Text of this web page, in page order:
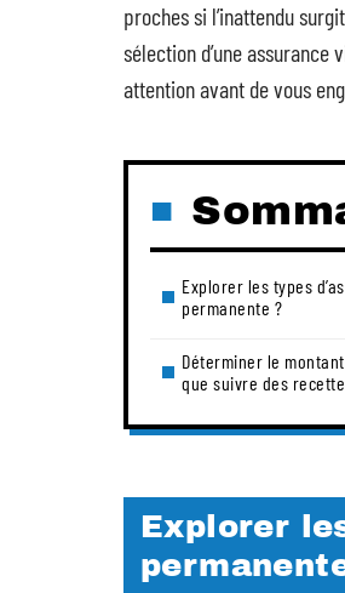
proches si l’inattendu
sélection d’une
attention avant de vous
Explorer les types
permanente ?
Déterminer le
que suivre des
Explorer